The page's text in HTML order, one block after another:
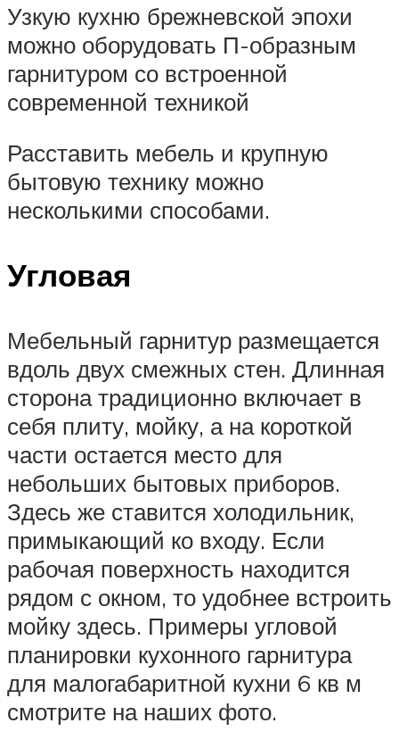
Узкую кухню брежневской эпохи
можно оборудовать П-образным
гарнитуром со встроенной
современной техникой
Расставить мебель и крупную
бытовую технику можно
несколькими способами.
Угловая
Мебельный гарнитур размещается
вдоль двух смежных стен. Длинная
сторона традиционно включает в
себя плиту, мойку, а на короткой
части остается место для
небольших бытовых приборов.
Здесь же ставится холодильник,
примыкающий ко входу. Если
рабочая поверхность находится
рядом с окном, то удобнее встроить
мойку здесь. Примеры угловой
планировки кухонного гарнитура
для малогабаритной кухни 6 кв м
смотрите на наших фото.